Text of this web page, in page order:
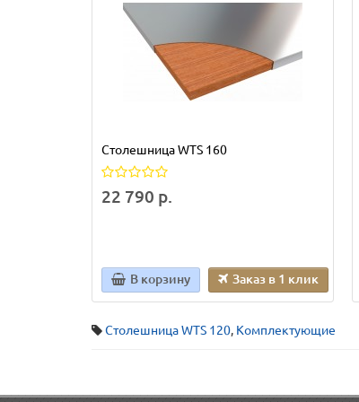
Столешница WTS 160
22 790 р.
В корзину Заказ в 1 клик
Столешница WTS 120, Комплектующие